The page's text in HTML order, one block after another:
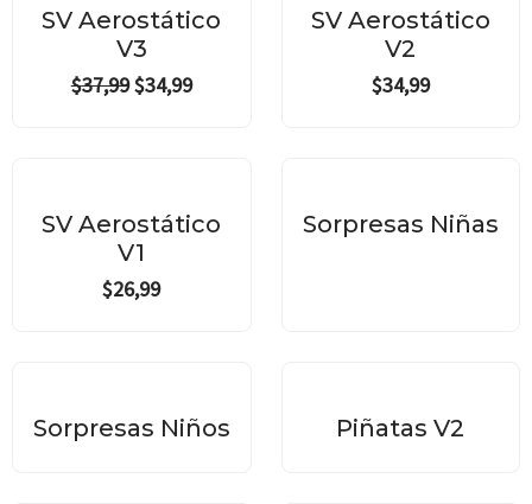
SV Aerostático
V3
$37,99
was:
$37,99.
$34,99
is:
SV Aerostático
V2
$34,99
SV Aerostático
V1
$26,99
Sorpresas Niñas
Sorpresas Niños Piñatas V2